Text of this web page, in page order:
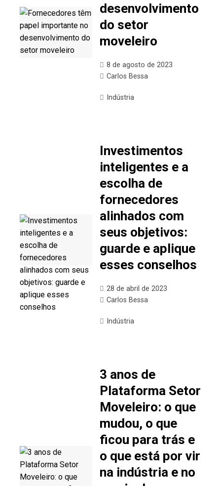
desenvolvimento
do setor
moveleiro
8 de agosto de 2023
Carlos Bessa
Indústria
Investimentos
inteligentes e a
escolha de
fornecedores
alinhados com
seus objetivos:
guarde e aplique
esses conselhos
28 de abril de 2023
Carlos Bessa
Indústria
3 anos de
Plataforma Setor
Moveleiro: o que
mudou, o que
ficou para trás e
o que está por vir
na indústria e no